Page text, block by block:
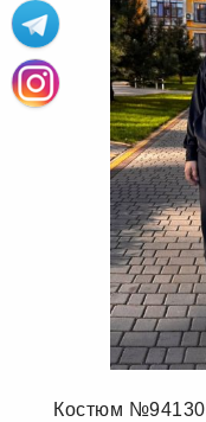
Костюм №94130